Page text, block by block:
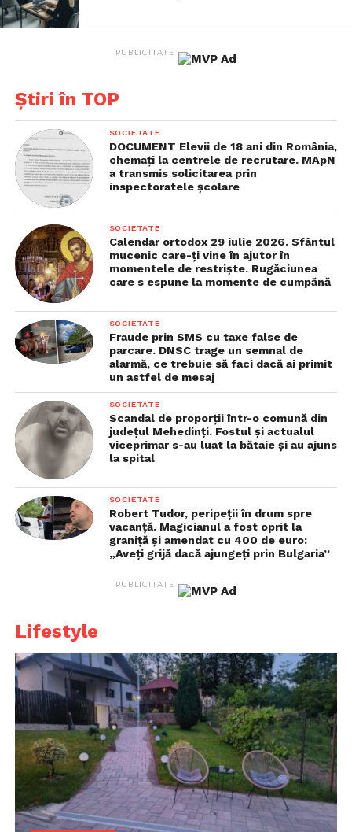
PUBLICITATE
Știri în TOP
SOCIETATE
DOCUMENT Elevii de 18 ani din România,
chemaţi la centrele de recrutare. MApN
a transmis solicitarea prin
inspectoratele şcolare
SOCIETATE
Calendar ortodox 29 iulie 2026. Sfântul
mucenic care-ţi vine în ajutor în
momentele de restrişte. Rugăciunea
care s espune la momente de cumpănă
SOCIETATE
Fraude prin SMS cu taxe false de
parcare. DNSC trage un semnal de
alarmă, ce trebuie să faci dacă ai primit
un astfel de mesaj
SOCIETATE
Scandal de proporții într-o comună din
județul Mehedinți. Fostul și actualul
viceprimar s-au luat la bătaie și au ajuns
la spital
SOCIETATE
Robert Tudor, peripeții în drum spre
vacanță. Magicianul a fost oprit la
graniță și amendat cu 400 de euro:
„Aveți grijă dacă ajungeți prin Bulgaria”
PUBLICITATE
Lifestyle